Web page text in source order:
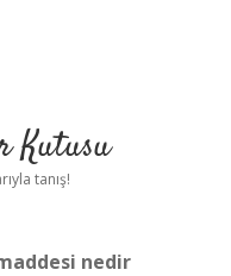
Kutusu
tanış!
nedir